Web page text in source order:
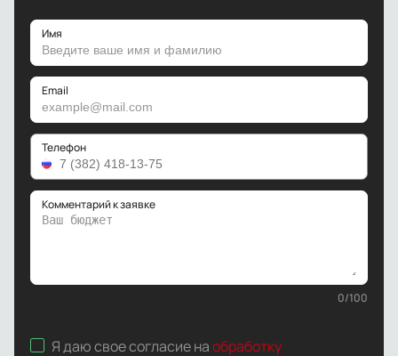
Имя
Email
Телефон
Комментарий к заявке
0/100
Я даю свое согласие наобработку